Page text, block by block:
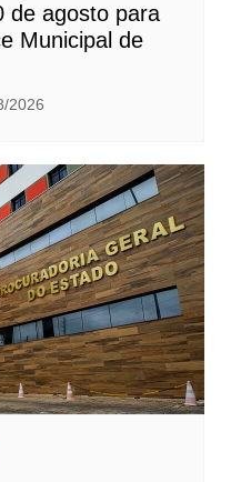
de agosto para
Municipal de
2026